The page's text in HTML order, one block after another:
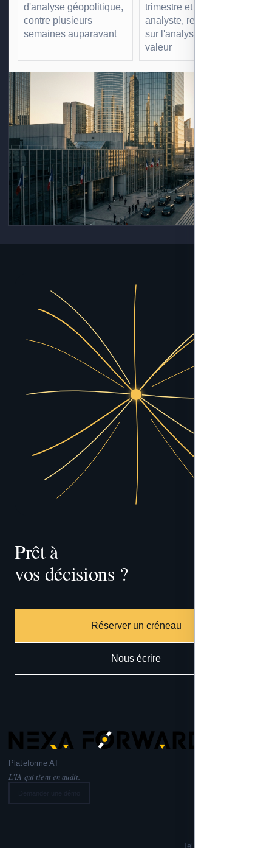
d'analyse géopolitique,
contre plusieurs
semaines auparavant
trimestre et par
analyste, redéployés
sur l'analyse à forte
valeur
Prêt à
tracer
vos décisions ?
Réserver un créneau
Nous écrire
Plateforme AI
L'IA qui tient en audit.
Tel: +33 6 99 02 72 50